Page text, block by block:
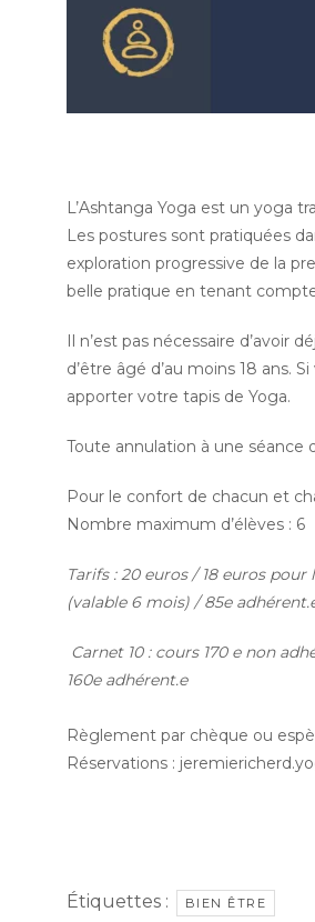
L’Ashtanga Yoga est un yoga
Les postures sont pratiquées
exploration progressive de la
belle pratique en tenant
Il n’est pas nécessaire d’avoir
d’être âgé d’au moins 18 ans.
apporter votre tapis de Yoga.
Toute annulation à une séance
Pour le confort de chacun et
Nombre maximum d’élèves : 6
Tarifs : 20 euros / 18 euros
(valable 6 mois) / 85e
Carnet 10 : cours 170 e non
160e adhérent.e
Règlement par chèque ou
Réservations :
Étiquettes : BIEN ÊTRE